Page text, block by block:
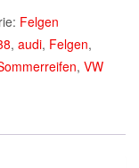
Felgen
, audi, Felgen,
, VW